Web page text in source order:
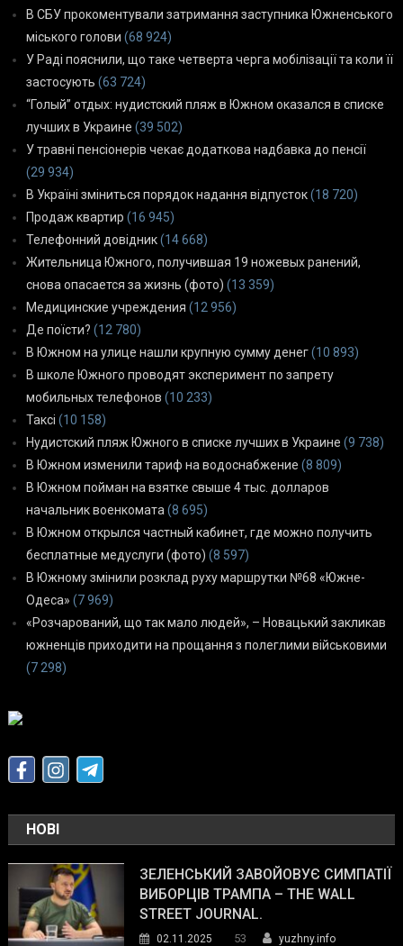
В СБУ прокоментували затримання заступника Южненського
міського голови (68 924)
У Раді пояснили, що таке четверта черга мобілізації та коли її
застосують (63 724)
“Голый” отдых: нудистский пляж в Южном оказался в списке
лучших в Украине (39 502)
У травні пенсіонерів чекає додаткова надбавка до пенсії
(29 934)
В Україні зміниться порядок надання відпусток(18 720)
Продаж квартир (16 945)
Телефонний довідник(14 668)
Жительница Южного, получившая 19 ножевых ранений,
снова опасается за жизнь (фото) (13 359)
Медицинские учреждения (12 956)
Де поїсти? (12 780)
В Южном на улице нашли крупную сумму денег(10 893)
В школе Южного проводят эксперимент по запрету
мобильных телефонов (10 233)
Таксі (10 158)
Нудистский пляж Южного в списке лучших в Украине (9 738)
В Южном изменили тариф на водоснабжение (8 809)
В Южном пойман на взятке свыше 4 тыс. долларов
начальник военкомата (8 695)
В Южном открылся частный кабинет, где можно получить
бесплатные медуслуги (фото) (8 597)
В Южному змінили розклад руху маршрутки №68 «Южне-
Одеса» (7 969)
«Розчарований, що так мало людей», – Новацький закликав
южненців приходити на прощання з полеглими військовими
(7 298)
НОВІ
ЗЕЛЕНСЬКИЙ ЗАВОЙОВУЄ СИМПАТІЇ
ВИБОРЦІВ ТРАМПА – THE WALL
STREET JOURNAL.
02.11.2025 53
yuzhny.info